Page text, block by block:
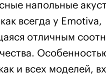
напольные
всегда у Emotiva,
отличным
и всех моделей,